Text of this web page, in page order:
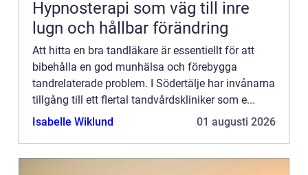
Hypnosterapi som väg till inre
lugn och hållbar förändring
Att hitta en bra tandläkare är essentiellt för att
bibehålla en god munhälsa och förebygga
tandrelaterade problem. I Södertälje har invånarna
tillgång till ett flertal tandvårdskliniker som e...
Isabelle Wiklund
01 augusti 2026